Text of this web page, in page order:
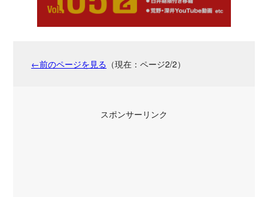
←前のページを見る （現在：ページ2/2）
スポンサーリンク